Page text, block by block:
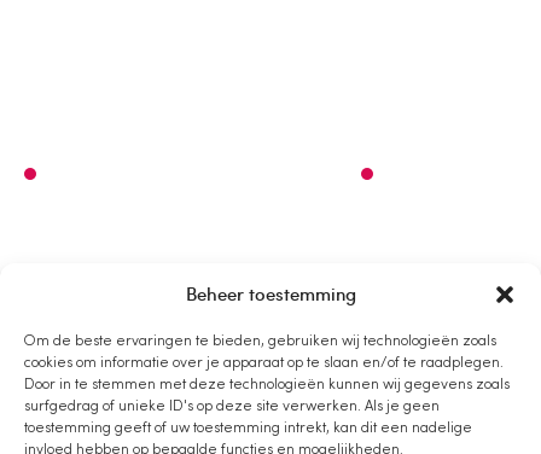
Beheer toestemming
Om de beste ervaringen te bieden, gebruiken wij technologieën zoals
cookies om informatie over je apparaat op te slaan en/of te raadplegen.
Door in te stemmen met deze technologieën kunnen wij gegevens zoals
surfgedrag of unieke ID's op deze site verwerken. Als je geen
toestemming geeft of uw toestemming intrekt, kan dit een nadelige
invloed hebben op bepaalde functies en mogelijkheden.
De Kleine Campus
Statenlaan 8
6828 WE Arnhem